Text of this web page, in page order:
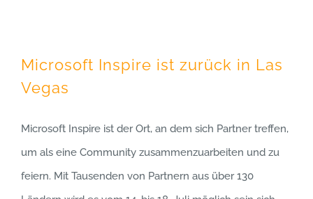
Microsoft Inspire ist zurück in Las
Vegas
Microsoft Inspire ist der Ort, an dem sich Partner treffen,
um als eine Community zusammenzuarbeiten und zu
feiern. Mit Tausenden von Partnern aus über 130